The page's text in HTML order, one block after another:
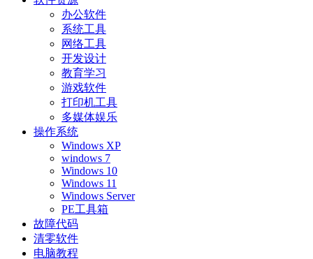
办公软件
系统工具
网络工具
开发设计
教育学习
游戏软件
打印机工具
多媒体娱乐
操作系统
Windows XP
windows 7
Windows 10
Windows 11
Windows Server
PE工具箱
故障代码
清零软件
电脑教程